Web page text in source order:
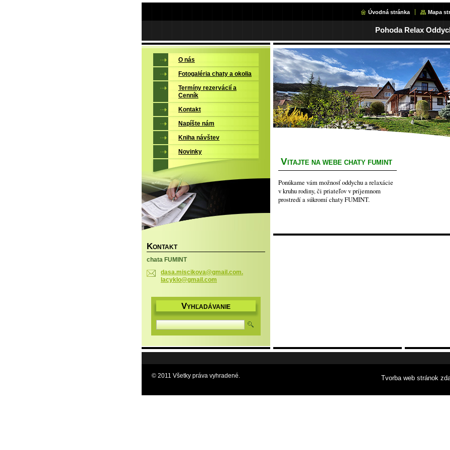
Úvodná stránka Mapa
Pohoda Relax
V ITAJTE NA WEBE CHATY FUMINT
Ponúkame vám možnosť oddychu a relaxácie
v kruhu rodiny, či priateľov v príjemnom
prostredí a súkromí chaty FUMINT.
O nás
Fotogaléria chaty a okolia
Termíny rezervácií a
Cenník
Kontakt
Napíšte nám
Kniha návštev
Novinky
KONTAKT
chata FUMINT
dasa.miscikova@gmail.com.
lacyklo@gmail.com
VYHĽADÁVANIE
© 2011 Všetky práva vyhradené. Tvorba web stránok